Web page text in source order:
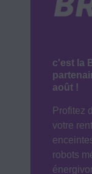
c'est la
août !
Profitez
votre
robots